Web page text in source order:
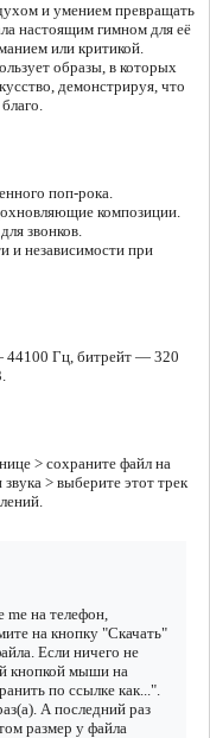
и умением превращать
настоящим гимном для её
или критикой.
образы, в которых
демонстрируя, что
поп-рока.
композиции.
звонков.
и независимости при
44100 Гц, битрейт — 320
> сохраните файл на
> выберите этот трек
me на телефон,
на кнопку "Скачать"
Если ничего не
кнопкой мыши на
по ссылке как...".
А последний раз
размер у файла